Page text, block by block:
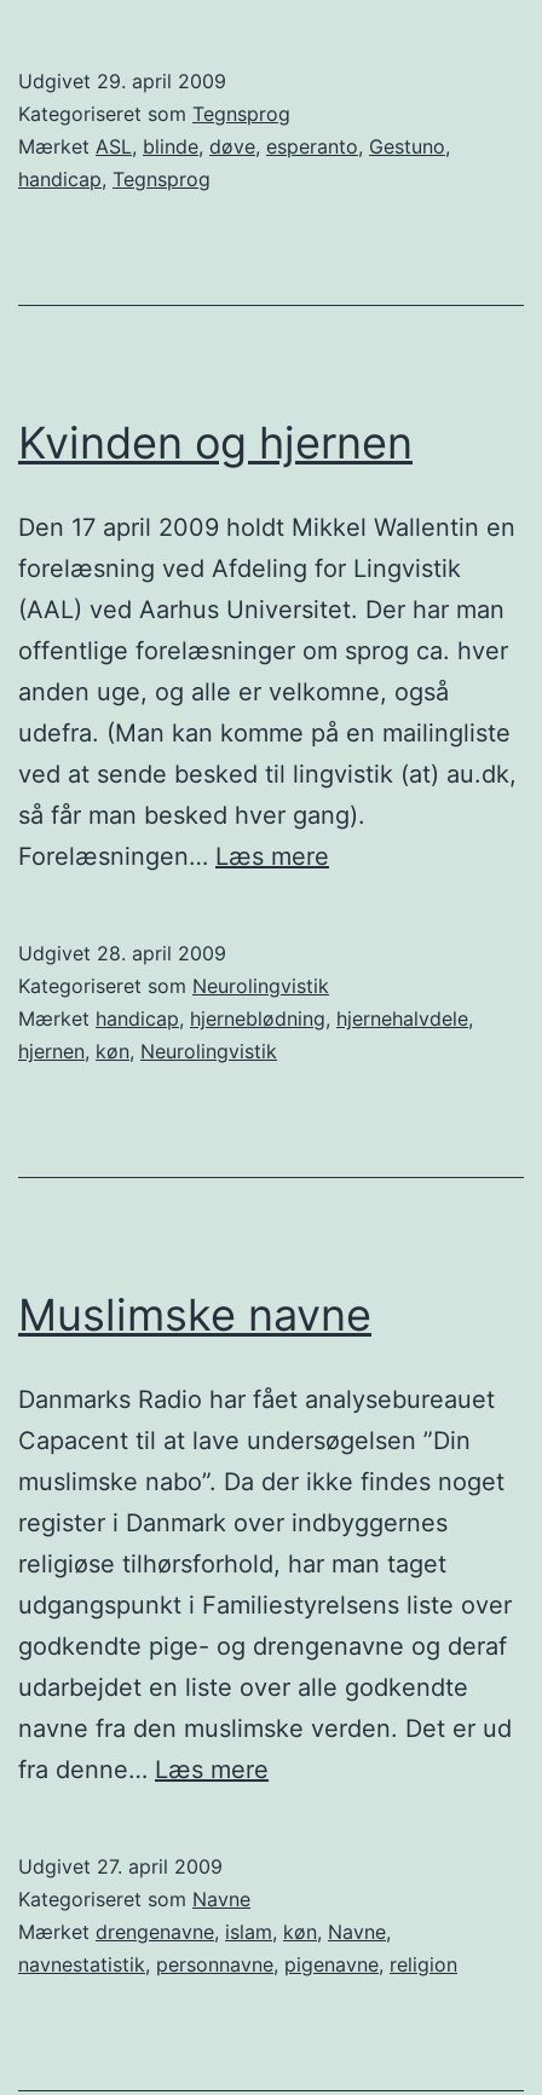
Udgivet 29. april 2009
Kategoriseret som Tegnsprog
Mærket ASL, blinde, døve, esperanto, Gestuno,
handicap, Tegnsprog
Kvinden og hjernen
Den 17 april 2009 holdt Mikkel Wallentin en
forelæsning ved Afdeling for Lingvistik
(AAL) ved Aarhus Universitet. Der har man
offentlige forelæsninger om sprog ca. hver
anden uge, og alle er velkomne, også
udefra. (Man kan komme på en mailingliste
ved at sende besked til lingvistik (at) au.dk,
så får man besked hver gang).
Forelæsningen… Læs mere
Udgivet 28. april 2009
Kategoriseret som Neurolingvistik
Mærket handicap, hjerneblødning, hjernehalvdele,
hjernen, køn, Neurolingvistik
Muslimske navne
Danmarks Radio har fået analysebureauet
Capacent til at lave undersøgelsen ”Din
muslimske nabo”. Da der ikke findes noget
register i Danmark over indbyggernes
religiøse tilhørsforhold, har man taget
udgangspunkt i Familiestyrelsens liste over
godkendte pige- og drengenavne og deraf
udarbejdet en liste over alle godkendte
navne fra den muslimske verden. Det er ud
fra denne… Læs mere
Udgivet 27. april 2009
Kategoriseret som Navne
Mærket drengenavne, islam, køn, Navne,
navnestatistik, personnavne, pigenavne, religion